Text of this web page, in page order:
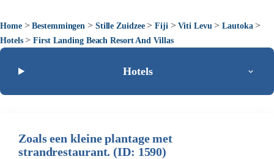
Home>Bestemmingen > Stille Zuidzee>Fiji >Viti Levu >Lautoka>
Hotels>First Landing Beach Resort And Villas
Hotels
Zoals een kleine plantage met
strandrestaurant. (ID: 1590)